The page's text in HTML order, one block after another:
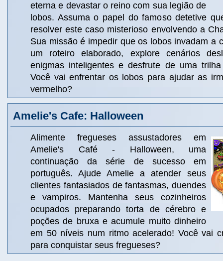
eterna e devastar o reino com sua legião de
lobos. Assuma o papel do famoso detetive
resolver este caso misterioso envolvendo a
Sua missão é impedir que os lobos invadam a
um roteiro elaborado, explore cenários
enigmas inteligentes e desfrute de uma
Você vai enfrentar os lobos para ajudar as
vermelho?
Amelie's Cafe: Halloween
Alimente fregueses assustadores em
Amelie's Café - Halloween, uma
continuação da série de sucesso em
português. Ajude Amelie a atender seus
clientes fantasiados de fantasmas, duendes
e vampiros. Mantenha seus cozinheiros
ocupados preparando torta de cérebro e
poções de bruxa e acumule muito dinheiro
em 50 níveis num ritmo acelerado! Você vai
para conquistar seus fregueses?